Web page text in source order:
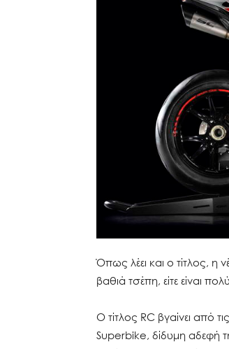
Όπως λέει και ο τίτλος, η
βαθιά τσέπη, είτε είναι
O τίτλος RC βγαίνει από
Superbike, δίδυμη αδεφή